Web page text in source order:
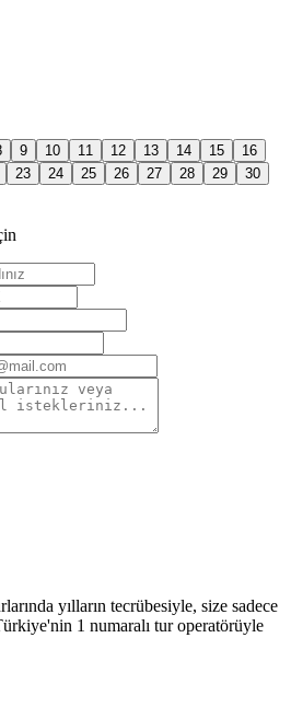
9 10 11 12 13 14 15
16
23 24 25 26 27 28 29
30
yılların tecrübesiyle, size sadece
1 numaralı tur operatörüyle